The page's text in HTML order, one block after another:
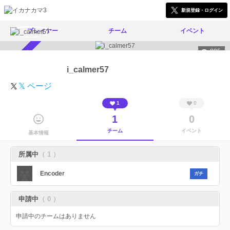
新規登録・ログイン
プレイヤー チーム イベント
805
i_calmer57
𝕏 ページ
基本情報
1
1
チーム
0
0
イベント
所属中 （ 1 ）
Encoder ガチ
申請中 （ 0 ）
申請中のチームはありません